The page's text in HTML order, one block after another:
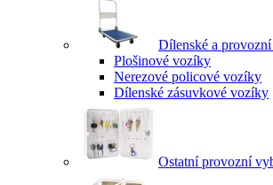
Dílenské a
Plošinové vozíky
Nerezové policové vozíky
Dílenské zásuvkové vozíky
Ostatní provozní